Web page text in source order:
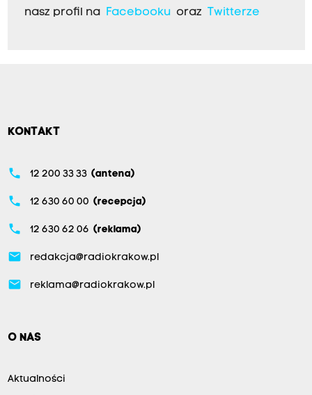
nasz profil na Facebookuoraz Twitterze
KONTAKT
phone 12 200 33 33 (antena)
phone 12 630 60 00 (recepcja)
phone 12 630 62 06 (reklama)
email redakcja@radiokrakow.pl
email reklama@radiokrakow.pl
O NAS
Aktualności